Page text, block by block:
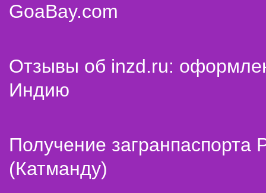
GoaBay.com
Отзывы об inzd.ru:
Индию
Получение
(Катманду)